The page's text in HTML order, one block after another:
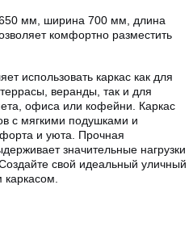
мм, ширина 700 мм, длина
комфортно разместить
использовать каркас как для
веранды, так и для
офиса или кофейни . Каркас
с мягкими подушками и
и уюта. Прочная
значительные нагрузки
свой идеальный уличный